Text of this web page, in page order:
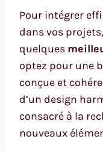
Pour intégrer
dans vos
quelques
optez pour une
conçue et
d’un design
consacré à la
nouveaux